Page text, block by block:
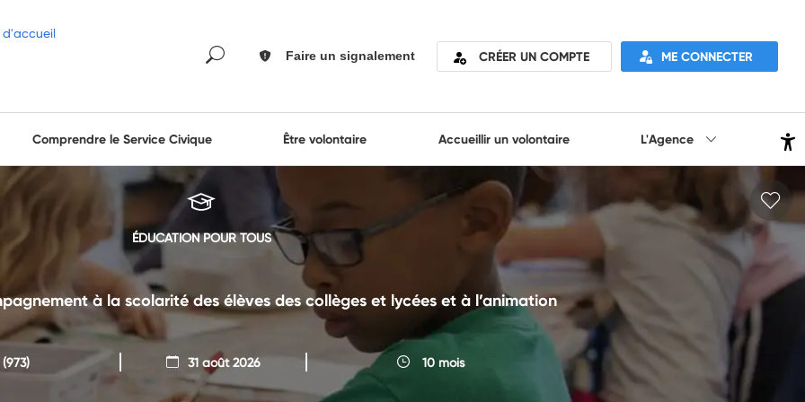
Faire un signalement CRÉER UN COMPTE ME CONNECTER
Comprendre le Service Civique Être volontaire Accueillir un volontaire L'Agence
ÉDUCATION POUR TOUS
à la scolarité des élèves des collèges et lycées et à l’animation
(973) 31 août 2026 10 mois